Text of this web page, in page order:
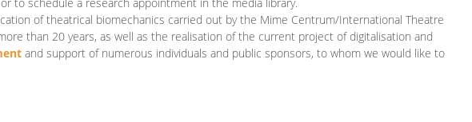
of theatrical biomechanics carried out by the Mime Centrum/International Theatre
than 20 years, as well as the realisation of the current project of digitalisation and
and support of numerous individuals and public sponsors, to whom we would like to